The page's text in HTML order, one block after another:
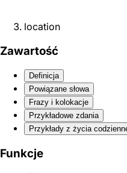
location
Zawartość
Definicja
Powiązane słowa
Frazy i kolokacje
Przykładowe zdania
Przykłady z życia
Funkcje